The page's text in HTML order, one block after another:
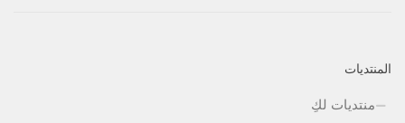
المنتديات
منتديات لكِ